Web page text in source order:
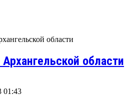
области
области
01:43